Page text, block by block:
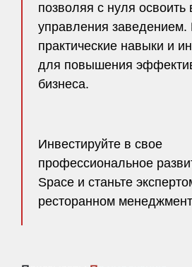
позволяя с нуля освоить
управления заведением.
практические навыки и
для повышения
бизнеса.
Инвестируйте в свое
профессиональное
Space и станьте
ресторанном